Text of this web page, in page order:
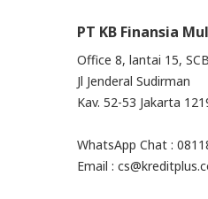
PT KB Finansia
Office 8, lantai 15,
Jl Jenderal Sudirman
Kav. 52-53 Jakarta
WhatsApp Chat :
Email :